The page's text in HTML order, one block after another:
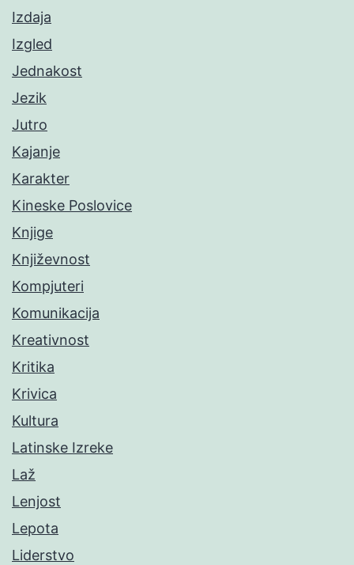
Izdaja
Izgled
Jednakost
Jezik
Jutro
Kajanje
Karakter
Kineske Poslovice
Knjige
Književnost
Kompjuteri
Komunikacija
Kreativnost
Kritika
Krivica
Kultura
Latinske Izreke
Laž
Lenjost
Lepota
Liderstvo